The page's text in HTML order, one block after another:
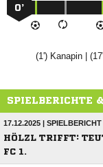
0’
(1')  |
SPIELBERICHTE
17.12.2025 | SPIELBERICHT
HÖLZL TRIFFT:
FC 1.